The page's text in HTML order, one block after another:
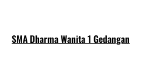
SMA Dharma Wanita 1 Gedangan